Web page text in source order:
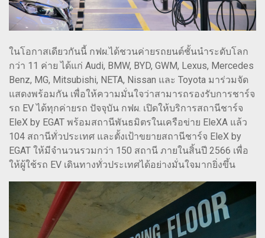
ในโอกาสเดียวกันนี้ กฟผ.ได้ชวนค่ายรถยนต์ชั้นนำระดับโลก
กว่า 11 ค่าย ได้แก่ Audi, BMW, BYD, GWM, Lexus, Mercedes
Benz, MG, Mitsubishi, NETA, Nissan และ Toyota มาร่วมจัด
แสดงพร้อมกัน เพื่อให้ความมั่นใจว่าสามารถรองรับการชาร์จ
รถ EV ได้ทุกค่ายรถ ปัจจุบัน กฟผ. เปิดให้บริการสถานีชาร์จ
EleX by EGAT พร้อมสถานีพันธมิตรในเครือข่าย EleXA แล้ว
104 สถานีทั่วประเทศ และตั้งเป้าขยายสถานีชาร์จ EleX by
EGAT ให้มีจำนวนรวมกว่า 150 สถานี ภายในสิ้นปี 2566 เพื่อ
ให้ผู้ใช้รถ EV เดินทางทั่วประเทศได้อย่างมั่นใจมากยิ่งขึ้น